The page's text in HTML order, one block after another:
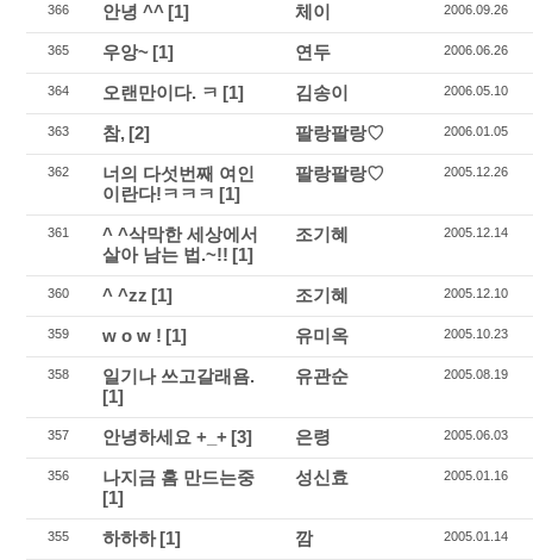
366 안녕 ^^ [1] 체이 2006.09.26
365 우앙~ [1] 연두 2006.06.26
364 오랜만이다. ㅋ [1] 김송이 2006.05.10
363 참, [2] 팔랑팔랑♡ 2006.01.05
362
너의 다섯번째 여인
이란다!ㅋㅋㅋ [1]
팔랑팔랑♡ 2005.12.26
361
^ ^삭막한 세상에서
살아 남는 법.~!! [1]
조기혜 2005.12.14
360 ^ ^zz [1] 조기혜 2005.12.10
359 w o w ! [1] 유미옥 2005.10.23
358
일기나 쓰고갈래욤.
[1]
유관순 2005.08.19
357 안녕하세요 +_+ [3] 은령 2005.06.03
356
나지금 홈 만드는중
[1]
성신효 2005.01.16
355 하하하[1] 깜 2005.01.14